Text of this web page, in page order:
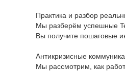
Практика и разбор
Мы разберём успешные
Вы получите пошаговые
Антикризисные
Мы рассмотрим, как